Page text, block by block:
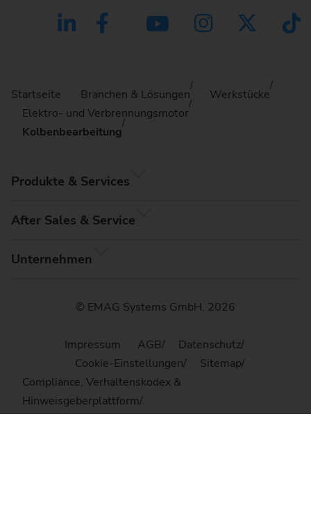
Startseite Branchen & Lösungen
Werkstücke
Elektro- und Verbrennungsmotor
Kolbenbearbeitung
Produkte & Services
After Sales & Service
Unternehmen
© EMAG Systems GmbH, 2026
Impressum AGB
Datenschutz
Cookie-Einstellungen
Sitemap
Compliance, Verhaltenskodex &
Hinweisgeberplattform